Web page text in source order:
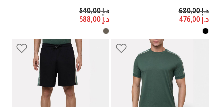
PRICE REDUCED FROM
د.إ 680,00
د.إ 476,00
PRICE REDUCED FROM
د.إ 840,00
TO
د.إ 588,00